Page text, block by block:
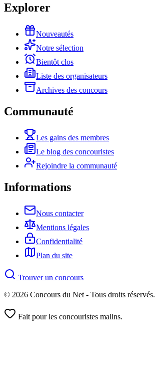
Explorer
Nouveautés
Notre sélection
Bientôt clos
Liste des organisateurs
Archives des concours
Communauté
Les gains des membres
Le blog des concouristes
Rejoindre la communauté
Informations
Nous contacter
Mentions légales
Confidentialité
Plan du site
Trouver un concours
© 2026 Concours du Net - Tous droits réservés.
Fait pour les concouristes malins.